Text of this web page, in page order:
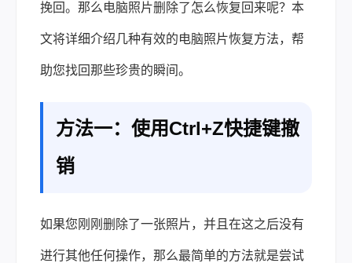
挽回。那么电脑照片删除了怎么恢复回来呢？本
文将详细介绍几种有效的电脑照片恢复方法，帮
助您找回那些珍贵的瞬间。
方法一：使用Ctrl+Z快捷键撤
销
如果您刚刚删除了一张照片，并且在这之后没有
进行其他任何操作，那么最简单的方法就是尝试